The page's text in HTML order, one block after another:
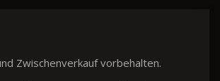
Zwischenverkauf vorbehalten.